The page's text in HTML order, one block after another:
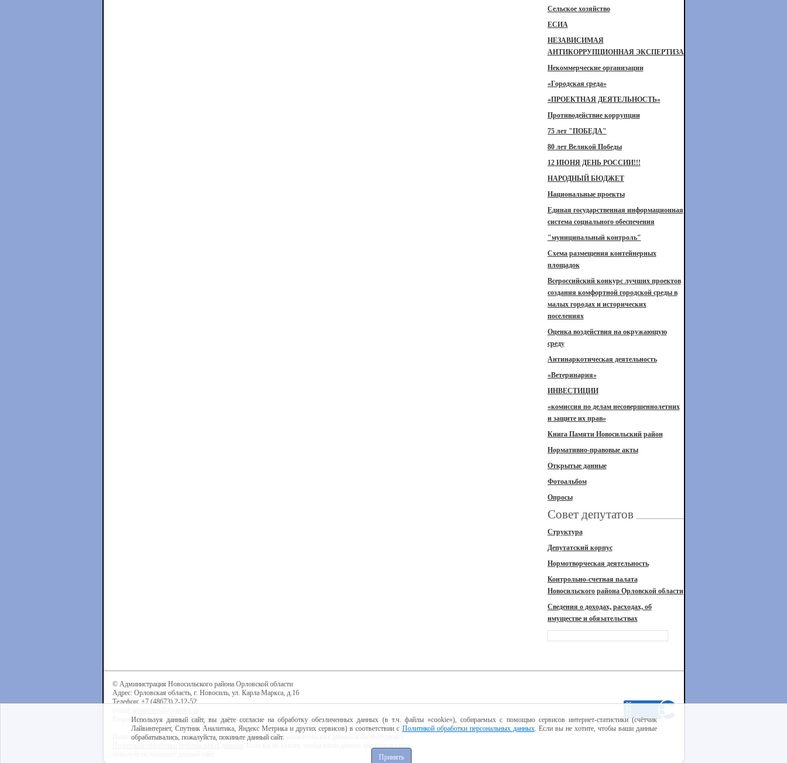
Сельское хозяйство
ЕСИА
НЕЗАВИСИМАЯ
АНТИКОРРУПЦИОННАЯ ЭКСПЕРТИЗА
Некоммерческие организации
«Городская среда»
«ПРОЕКТНАЯ ДЕЯТЕЛЬНОСТЬ»
Противодействие коррупции
75 лет "ПОБЕДА"
80 лет Великой Победы
12 ИЮНЯ ДЕНЬ РОССИИ!!!
НАРОДНЫЙ БЮДЖЕТ
Национальные проекты
Единая государственная информационная
система социального обеспечения
"муниципальный контроль"
Схема размещения контейнерных
площадок
Всероссийский конкурс лучших проектов
создания комфортной городской среды в
малых городах и исторических
поселениях
Оценка воздействия на окружающую
среду
Антинаркотическая деятельность
«Ветеринария»
ИНВЕСТИЦИИ
«комиссия по делам несовершеннолетних
и защите их прав»
Книга Памяти Новосильский район
Нормативно-правовые акты
Открытые данные
Фотоальбом
Опросы
Совет депутатов
Структура
Депутатский корпус
Нормотворческая деятельность
Контрольно-счетная палата
Новосильского района Орловской области
Сведения о доходах, расходах, об
имуществе и обязательствах
© Администрация Новосильского района Орловской области
Адрес: Орловская область, г. Новосиль, ул. Карла Маркса, д.16
Телефон: +7 (48673) 2-12-52
Разработка сайта -Центр интернет-образования
Используя данный сайт, вы даёте согласие на обработку пользовательских данных в соответствии с
Используя данный сайт, вы даёте согласие на обработку обезличенных данных (в т.ч. файлы «cookie»), собираемых с помощью сервисов интернет-статистики (счётчик
Лайвинтернет, Спутник Аналитика, Яндекс Метрика и других сервисов) в соответствии с Политикой обработки персональных данных. Если вы не хотите, чтобы ваши данные
обрабатывались, пожалуйста, покиньте данный сайт.
Принять